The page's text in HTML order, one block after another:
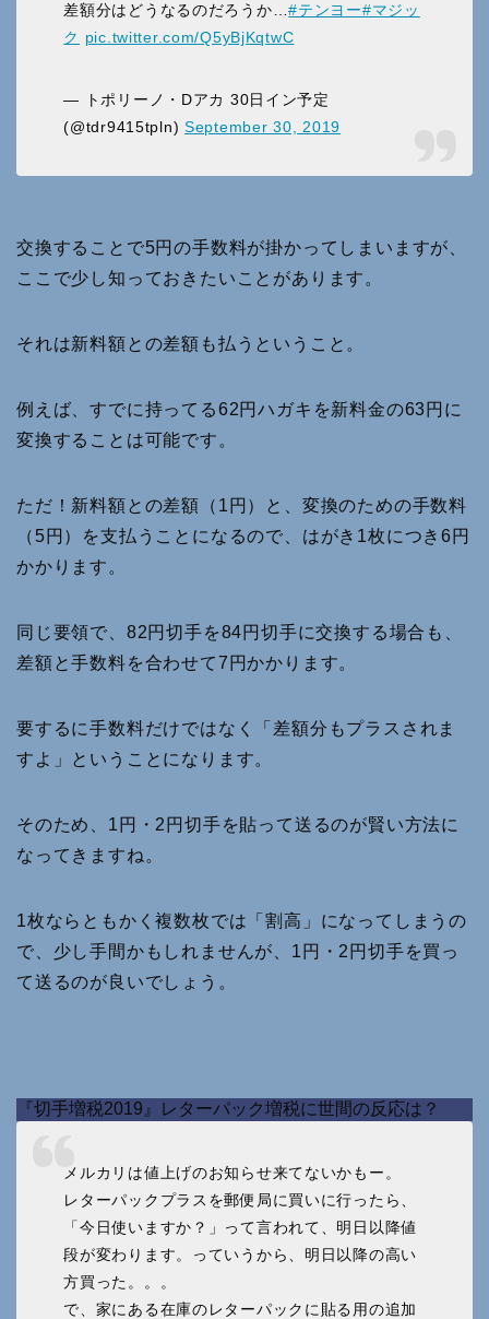
差額分はどうなるのだろうか…#テンヨー#マジッ
ク pic.twitter.com/Q5yBjKqtwC
— トポリーノ・Dアカ 30日イン予定
(@tdr9415tpln) September 30, 2019
交換することで5円の手数料が掛かってしまいますが、
ここで少し知っておきたいことがあります。
それは新料額との差額も払うということ。
例えば、すでに持ってる62円ハガキを新料金の63円に
変換することは可能です。
ただ！新料額との差額（1円）と、変換のための手数料
（5円）を支払うことになるので、はがき1枚につき6円
かかります。
同じ要領で、82円切手を84円切手に交換する場合も、
差額と手数料を合わせて7円かかります。
要するに手数料だけではなく「差額分もプラスされま
すよ」ということになります。
そのため、1円・2円切手を貼って送るのが賢い方法に
なってきますね。
1枚ならともかく複数枚では「割高」になってしまうの
で、少し手間かもしれませんが、1円・2円切手を買っ
て送るのが良いでしょう。
『切手増税2019』レターパック増税に世間の反応は？
メルカリは値上げのお知らせ来てないかもー。
レターパックプラスを郵便局に買いに行ったら、
「今日使いますか？」って言われて、明日以降値
段が変わります。っていうから、明日以降の高い
方買った。。。
で、家にある在庫のレターパックに貼る用の追加